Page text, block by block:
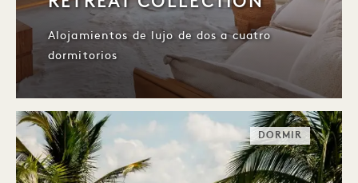
Alojamientos de lujo de dos a cuatro
dormitorios
DORMIR